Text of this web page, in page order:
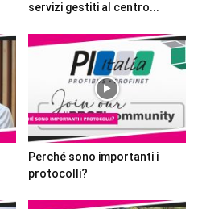
servizi gestiti al centro...
Perché sono importanti i
protocolli?